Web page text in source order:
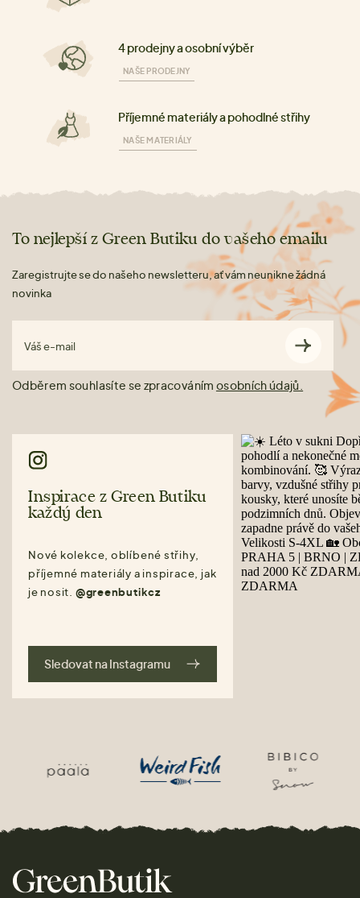
4 prodejny a osobní výběr
NAŠE PRODEJNY
Příjemné materiály a pohodlné střihy
NAŠE MATERIÁLY
To nejlepší z Green Butiku do vašeho emailu
Zaregistrujte se do našeho newsletteru, ať vám neunikne žádná
novinka
Váš e-mail
Odběrem souhlasíte se zpracováním osobních údajů.
Inspirace z Green Butiku
každý den
Nové kolekce, oblíbené střihy,
příjemné materiály a inspirace, jak
je nosit. @greenbutikcz
Sledovat na Instagramu